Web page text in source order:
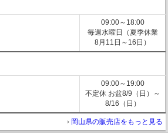
09:00～18:00
毎週水曜日（夏季休業
8月11日～16日）
09:00～19:00
不定休 お盆8/9（日）～
8/16（日）
岡山県の販売店をもっと見る